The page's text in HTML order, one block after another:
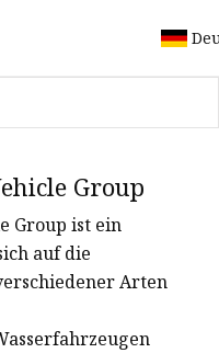
Group
Group ist ein
auf die
Arten